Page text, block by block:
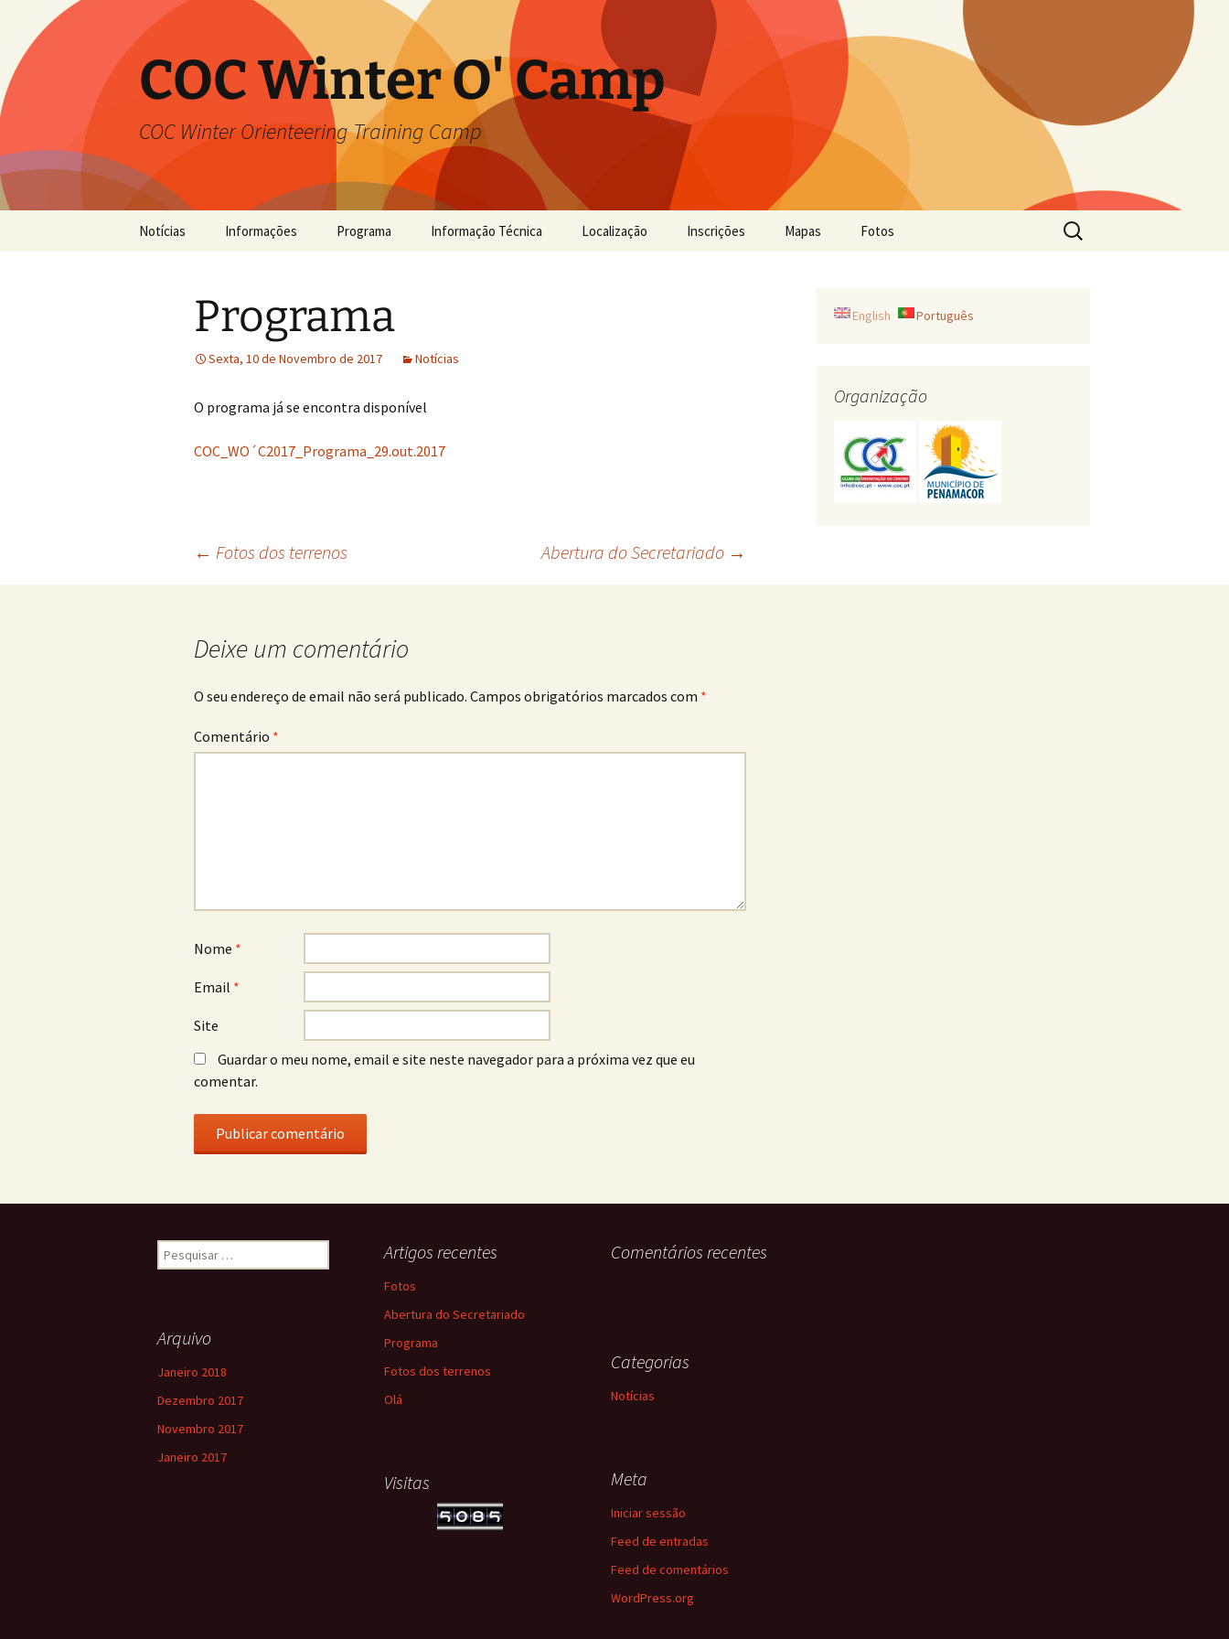
conteúdo
COC Winter O' Camp
COC Winter Orienteering Training Camp
Notícias Informações Programa Informação Técnica Localização Inscrições Mapas Fotos
Pesquisar
por:
Programa
Sexta, 10 de Novembro de 2017 Notícias
O programa já se encontra disponível
COC_WO´C2017_Programa_29.out.2017
Navegação
← Fotos dos terrenos Abertura do Secretariado →
Deixe um comentário
O seu endereço de email não será publicado. Campos obrigatórios marcados com *
Comentário *
Nome *
Email *
Site
Guardar o meu nome, email e site neste navegador para a próxima vez que eu
comentar.
English Português
Organização
Pesquisar
por:
Artigos recentes
Fotos
Abertura do Secretariado
Programa
Fotos dos terrenos
Olá
Comentários recentes
Arquivo
Janeiro 2018
Dezembro 2017
Novembro 2017
Janeiro 2017
Categorias
Notícias
Meta
Iniciar sessão
Feed de entradas
Feed de comentários
WordPress.org
Visitas